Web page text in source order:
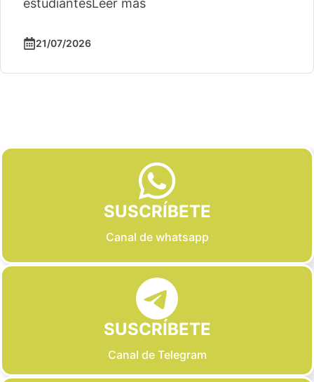
estudiantesLeer más
21/07/2026
SUSCRÍBETE
Canal de whatsapp
SUSCRÍBETE
Canal de Telegram